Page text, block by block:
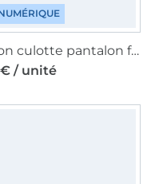
Patron culotte pantalon femme pdf Fadenkäfer, en allemand
€ / unité